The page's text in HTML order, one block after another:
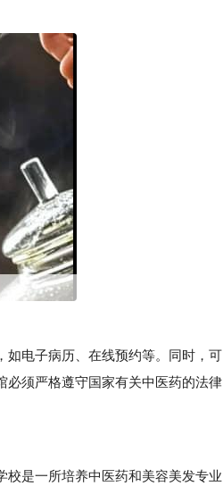
电子病历、在线预约等。同时，可
必须严格遵守国家有关中医药的法律
是一所培养中医药和美容美发专业